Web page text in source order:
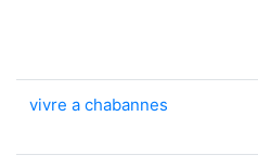
vivre a chabannes